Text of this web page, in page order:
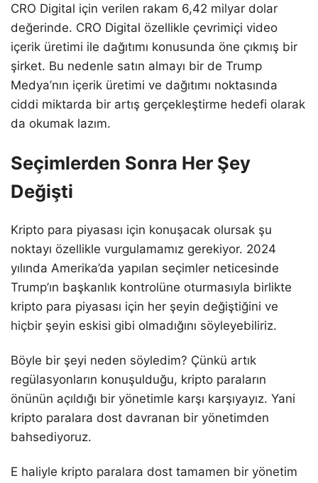
CRO Digital için verilen rakam 6,42 milyar dolar
değerinde. CRO Digital özellikle çevrimiçi video
içerik üretimi ile dağıtımı konusunda öne çıkmış bir
şirket. Bu nedenle satın almayı bir de Trump
Medya’nın içerik üretimi ve dağıtımı noktasında
ciddi miktarda bir artış gerçekleştirme hedefi olarak
da okumak lazım.
Seçimlerden Sonra Her Şey
Değişti
Kripto para piyasası için konuşacak olursak şu
noktayı özellikle vurgulamamız gerekiyor. 2024
yılında Amerika’da yapılan seçimler neticesinde
Trump’ın başkanlık kontrolüne oturmasıyla birlikte
kripto para piyasası için her şeyin değiştiğini ve
hiçbir şeyin eskisi gibi olmadığını söyleyebiliriz.
Böyle bir şeyi neden söyledim? Çünkü artık
regülasyonların konuşulduğu, kripto paraların
önünün açıldığı bir yönetimle karşı karşıyayız. Yani
kripto paralara dost davranan bir yönetimden
bahsediyoruz.
E haliyle kripto paralara dost tamamen bir yönetim